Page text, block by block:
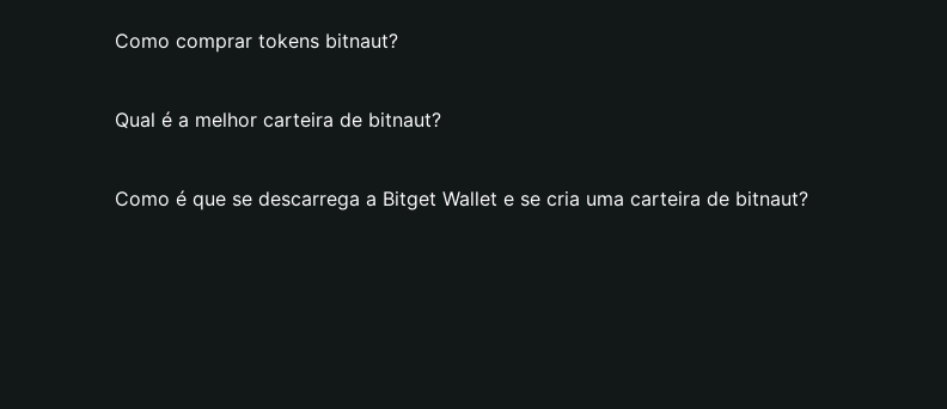
Como comprar tokens bitnaut?
Qual é a melhor carteira de bitnaut?
Como é que se descarrega a Bitget Wallet e se cria uma carteira de bitnaut?